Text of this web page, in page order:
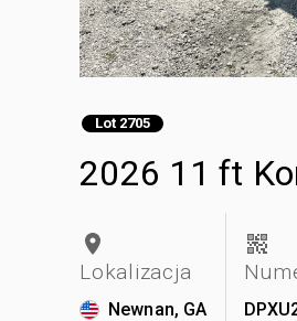
Lot 2705
2026 11 ft
Lokalizacja
Newnan, GA